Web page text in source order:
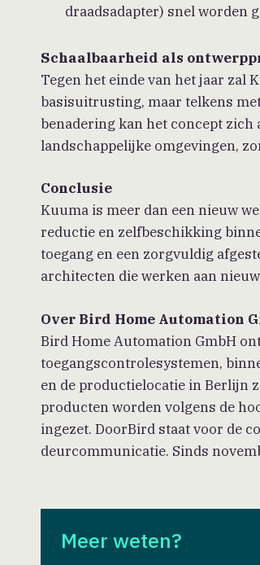
draadsadapter) snel worden
Schaalbaarheid als
Tegen het einde van het jaar zal
basisuitrusting, maar telkens
benadering kan het concept zich
landschappelijke omgevingen,
Conclusie
Kuuma is meer dan een nieuw
reductie en zelfbeschikking
toegang en een zorgvuldig
architecten die werken aan
Over Bird Home Automation
Bird Home Automation GmbH
toegangscontrolesystemen,
en de productielocatie in Berlijn
producten worden volgens de
ingezet. DoorBird staat voor de
deurcommunicatie. Sinds
Meer weten?
Contact
Medewerkers